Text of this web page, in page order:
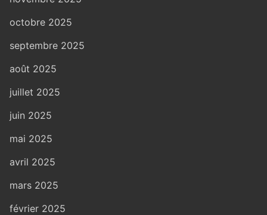
octobre 2025
septembre 2025
août 2025
juillet 2025
juin 2025
mai 2025
avril 2025
mars 2025
février 2025